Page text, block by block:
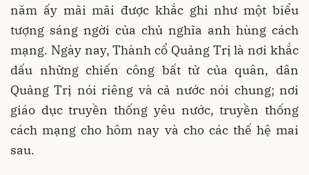
năm ấy mãi mãi được khắc ghi như một biểu
tượng sáng ngời của chủ nghĩa anh hùng cách
mạng. Ngày nay, Thành cổ Quảng Trị là nơi khắc
dấu những chiến công bất tử của quân, dân
Quảng Trị nói riêng và cả nước nói chung; nơi
giáo dục truyền thống yêu nước, truyền thống
cách mạng cho hôm nay và cho các thế hệ mai
sau.